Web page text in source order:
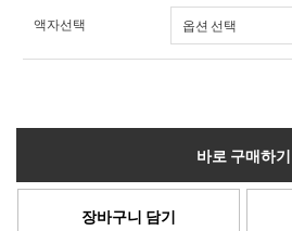
액자선택
바로 구매하기
장바구니 담기